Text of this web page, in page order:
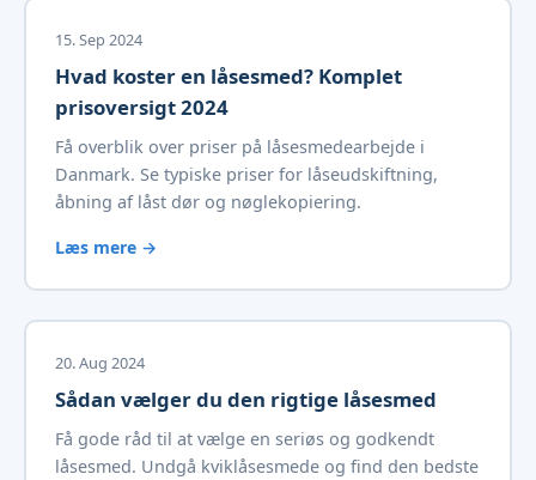
15. Sep 2024
Hvad koster en låsesmed? Komplet
prisoversigt 2024
Få overblik over priser på låsesmedearbejde i
Danmark. Se typiske priser for låseudskiftning,
åbning af låst dør og nøglekopiering.
Læs mere →
20. Aug 2024
Sådan vælger du den rigtige låsesmed
Få gode råd til at vælge en seriøs og godkendt
låsesmed. Undgå kviklåsesmede og find den bedste